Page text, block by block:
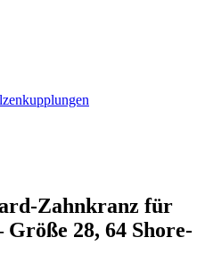
Zahnkranz für
28, 64 Shore-